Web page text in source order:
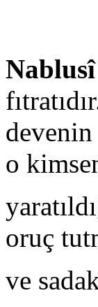
Nablusî
o
oruç
ve